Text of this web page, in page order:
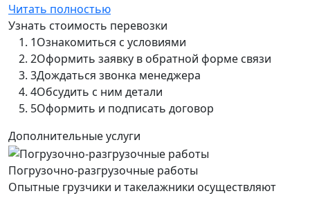
Читать полностью
Узнать стоимость перевозки
1Ознакомиться с условиями
2Оформить заявку в обратной форме связи
3Дождаться звонка менеджера
4Обсудить с ним детали
5Оформить и подписать договор
Дополнительные услуги
Погрузочно-разгрузочные работы
Опытные грузчики и такелажники осуществляют